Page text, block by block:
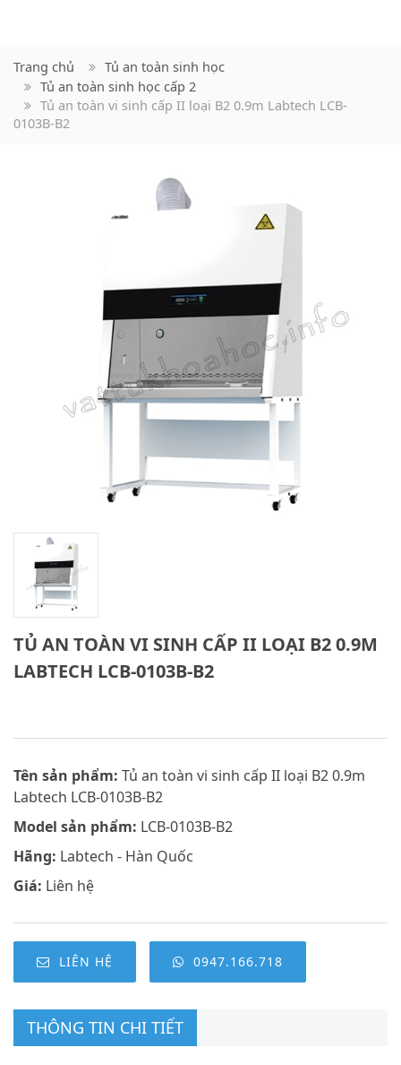
Trang chủ
Tủ an toàn sinh học
Tủ an toàn sinh học cấp 2
Tủ an toàn vi sinh cấp II loại B2 0.9m Labtech LCB-
0103B-B2
TỦ AN TOÀN VI SINH CẤP II LOẠI B2 0.9M
LABTECH LCB-0103B-B2
Tên sản phẩm: Tủ an toàn vi sinh cấp II loại B2 0.9m
Labtech LCB-0103B-B2
Model sản phẩm: LCB-0103B-B2
Hãng: Labtech - Hàn Quốc
Giá: Liên hệ
LIÊN HỆ 0947.166.718
THÔNG TIN CHI TIẾT